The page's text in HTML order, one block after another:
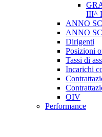
III^
ANNO
ANNO
Dirigenti
Posizioni
Tassi di
Incarichi
OIV
Performance